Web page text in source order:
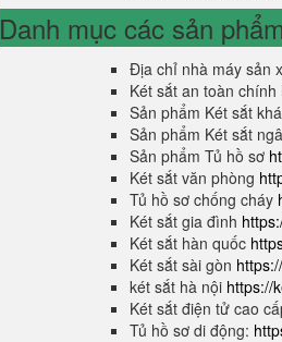
Danh mục các sản
Địa chỉ nhà máy sản
Két sắt an toàn chính
Sản phẩm Két sắt
Sản phẩm Két sắt
Sản phẩm Tủ hồ sơ
Két sắt văn phòng
Tủ hồ sơ chống cháy
Két sắt gia đình
Két sắt hàn quốc
Két sắt sài gòn
két sắt hà nội https://
Két sắt điện tử cao
Tủ hồ sơ di động: